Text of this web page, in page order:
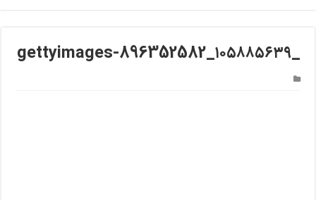
_۱۰۵۸۸۵۶۳۹_gettyimages-896352582